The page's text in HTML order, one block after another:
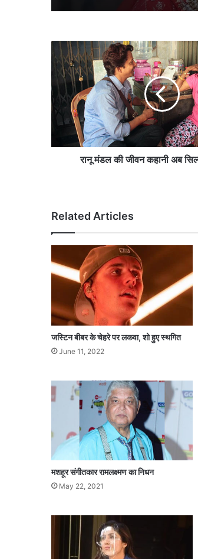
नू
ड
ल
की
न
सि
ल्व
र
स्क्री
न
रानू मंडल की जीवन कहानी अब
Related Articles
जस्टिन बीबर के चेहरे पर लकवा, शो हुए स्थगित
June 11, 2022
मशहूर संगीतकार रामलक्ष्मण का निधन
May 22, 2021